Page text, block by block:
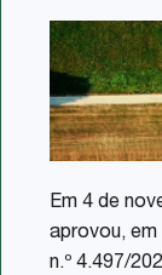
Em 4 de
aprovou,
n.º 4.497/